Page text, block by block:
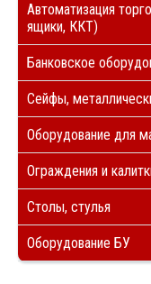
Автоматизация
ящики, ККТ)
Банковское
Сейфы,
Оборудование для
Ограждения и
Столы, стулья
Оборудование БУ